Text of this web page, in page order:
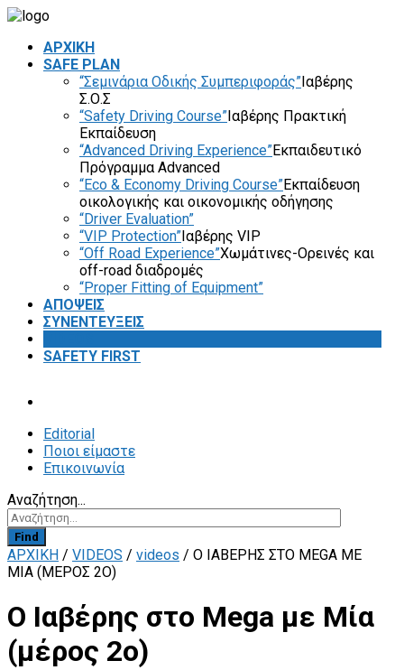
ΑΡΧΙΚΗ
SAFE PLAN
“Σεμινάρια Οδικής Συμπεριφοράς”Ιαβέρης
Σ.Ο.Σ
“Safety Driving Course”Ιαβέρης Πρακτική
Εκπαίδευση
“Advanced Driving Experience”Εκπαιδευτικό
Πρόγραμμα Advanced
“Eco & Economy Driving Course”Εκπαίδευση
οικολογικής και οικονομικής οδήγησης
“Driver Evaluation”
“VIP Protection”Ιαβέρης VIP
“Off Road Experience”Χωμάτινες-Ορεινές και
off-road διαδρομές
“Proper Fitting of Equipment”
ΑΠΟΨΕΙΣ
ΣΥΝΕΝΤΕΥΞΕΙΣ
SAFETY FIRST
Editorial
Ποιοι είμαστε
Επικοινωνία
Αναζήτηση...
Find
ΑΡΧΙΚΗ / VIDEOS / videos / Ο ΙΑΒΈΡΗΣ ΣΤΟ MEGA ΜΕ
ΜΊΑ (ΜΈΡΟΣ 2Ο)
Ο Ιαβέρης στο Mega με Μία
(μέρος 2ο)